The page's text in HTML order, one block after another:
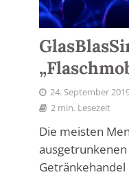
24. September
2 min. Lesezeit
Die meisten
ausgetrunkenen